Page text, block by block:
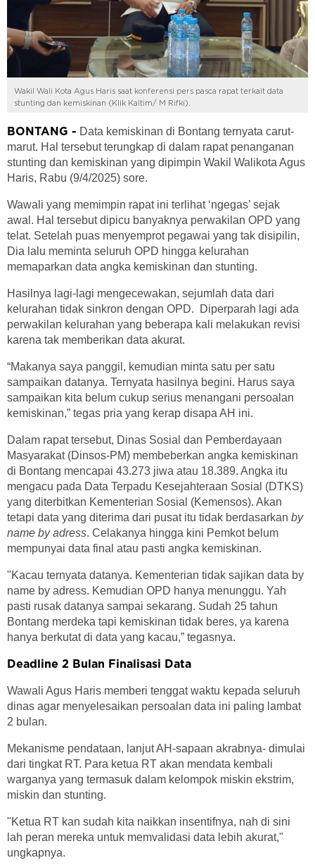
Wakil Wali Kota Agus Haris saat konferensi pers pasca rapat terkait data
stunting dan kemiskinan (Klik Kaltim/ M Rifki).
BONTANG - Data kemiskinan di Bontang ternyata carut-
marut. Hal tersebut terungkap di dalam rapat penanganan
stunting dan kemiskinan yang dipimpin Wakil Walikota Agus
Haris, Rabu (9/4/2025) sore.
Wawali yang memimpin rapat ini terlihat ‘ngegas’ sejak
awal. Hal tersebut dipicu banyaknya perwakilan OPD yang
telat. Setelah puas menyemprot pegawai yang tak disipilin,
Dia lalu meminta seluruh OPD hingga kelurahan
memaparkan data angka kemiskinan dan stunting.
Hasilnya lagi-lagi mengecewakan, sejumlah data dari
kelurahan tidak sinkron dengan OPD. Diperparah lagi ada
perwakilan kelurahan yang beberapa kali melakukan revisi
karena tak memberikan data akurat.
“Makanya saya panggil, kemudian minta satu per satu
sampaikan datanya. Ternyata hasilnya begini. Harus saya
sampaikan kita belum cukup serius menangani persoalan
kemiskinan,” tegas pria yang kerap disapa AH ini.
Dalam rapat tersebut, Dinas Sosial dan Pemberdayaan
Masyarakat (Dinsos-PM) membeberkan angka kemiskinan
di Bontang mencapai 43.273 jiwa atau 18.389. Angka itu
mengacu pada Data Terpadu Kesejahteraan Sosial (DTKS)
yang diterbitkan Kementerian Sosial (Kemensos). Akan
tetapi data yang diterima dari pusat itu tidak berdasarkan by
name by adress. Celakanya hingga kini Pemkot belum
mempunyai data final atau pasti angka kemiskinan.
"Kacau ternyata datanya. Kementerian tidak sajikan data by
name by adress. Kemudian OPD hanya menunggu. Yah
pasti rusak datanya sampai sekarang. Sudah 25 tahun
Bontang merdeka tapi kemiskinan tidak beres, ya karena
hanya berkutat di data yang kacau,” tegasnya.
Deadline 2 Bulan Finalisasi Data
Wawali Agus Haris memberi tenggat waktu kepada seluruh
dinas agar menyelesaikan persoalan data ini paling lambat
2 bulan.
Mekanisme pendataan, lanjut AH-sapaan akrabnya- dimulai
dari tingkat RT. Para ketua RT akan mendata kembali
warganya yang termasuk dalam kelompok miskin ekstrim,
miskin dan stunting.
"Ketua RT kan sudah kita naikkan insentifnya, nah di sini
lah peran mereka untuk memvalidasi data lebih akurat,"
ungkapnya.